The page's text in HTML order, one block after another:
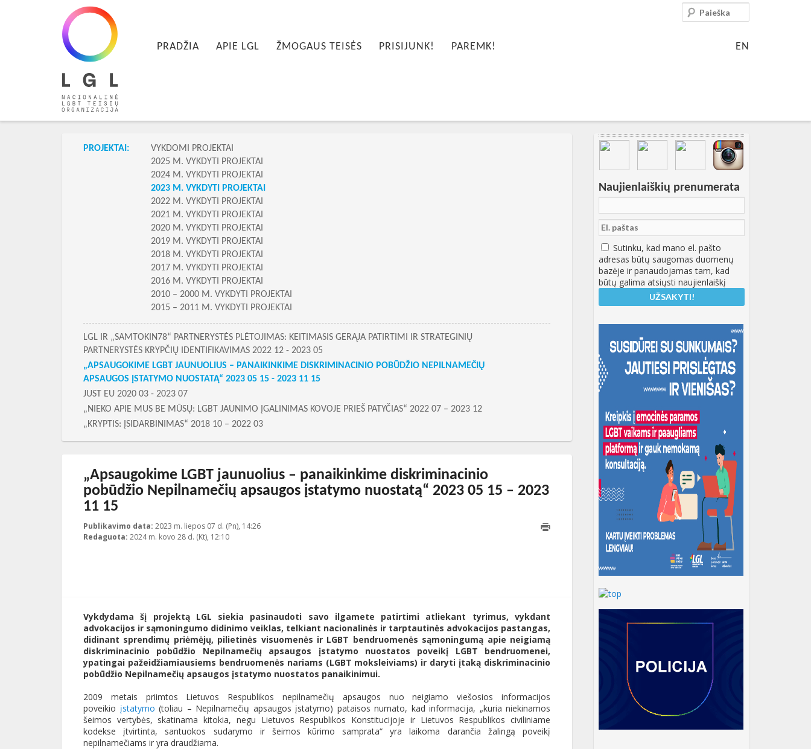
Nacionalinė LGBT teisių organizacija
PRADŽIA APIE LGL ŽMOGAUS TEISĖS PRISIJUNK! PAREMK! EN
Paieška
Skilties meniu
PROJEKTAI:
VYKDOMI PROJEKTAI
2025 M. VYKDYTI PROJEKTAI
2024 M. VYKDYTI PROJEKTAI
2023 M. VYKDYTI PROJEKTAI
2022 M. VYKDYTI PROJEKTAI
2021 M. VYKDYTI PROJEKTAI
2020 M. VYKDYTI PROJEKTAI
2019 M. VYKDYTI PROJEKTAI
2018 M. VYKDYTI PROJEKTAI
2017 M. VYKDYTI PROJEKTAI
2016 M. VYKDYTI PROJEKTAI
2010 – 2000 M. VYKDYTI PROJEKTAI
2015 – 2011 M. VYKDYTI PROJEKTAI
Skilties meniu
LGL IR „SAMTOKIN78“ PARTNERYSTĖS PLĖTOJIMAS: KEITIMASIS GERĄJA PATIRTIMI IR STRATEGINIŲ
PARTNERYSTĖS KRYPČIŲ IDENTIFIKAVIMAS 2022 12 - 2023 05
„APSAUGOKIME LGBT JAUNUOLIUS – PANAIKINKIME DISKRIMINACINIO POBŪDŽIO NEPILNAMEČIŲ
APSAUGOS ĮSTATYMO NUOSTATĄ“ 2023 05 15 - 2023 11 15
JUST EU 2020 03 - 2023 07
„NIEKO APIE MUS BE MŪSŲ: LGBT JAUNIMO ĮGALINIMAS KOVOJE PRIEŠ PATYČIAS“ 2022 07 – 2023 12
„KRYPTIS: ĮSIDARBINIMAS“ 2018 10 – 2022 03
„Apsaugokime LGBT jaunuolius – panaikinkime diskriminacinio
pobūdžio Nepilnamečių apsaugos įstatymo nuostatą“ 2023 05 15 – 2023
11 15
Publikavimo data: 2023 m. liepos 07 d. (Pn), 14:26
Redaguota: 2024 m. kovo 28 d. (Kt), 12:10
Vykdydama šį projektą LGL siekia pasinaudoti savo ilgamete patirtimi atliekant tyrimus, vykdant
advokacijos ir sąmoningumo didinimo veiklas, telkiant nacionalinės ir tarptautinės advokacijos pastangas,
didinant sprendimų priėmėjų, pilietinės visuomenės ir LGBT bendruomenės sąmoningumą apie neigiamą
diskriminacinio pobūdžio Nepilnamečių apsaugos įstatymo nuostatos poveikį LGBT bendruomenei,
ypatingai pažeidžiamiausiems bendruomenės nariams (LGBT moksleiviams) ir daryti įtaką diskriminacinio
pobūdžio Nepilnamečių apsaugos įstatymo nuostatos panaikinimui.
2009 metais priimtos Lietuvos Respublikos nepilnamečių apsaugos nuo neigiamo viešosios informacijos
poveikio įstatymo (toliau – Nepilnamečių apsaugos įstatymo) pataisos numato, kad informacija, „kuria niekinamos
šeimos vertybės, skatinama kitokia, negu Lietuvos Respublikos Konstitucijoje ir Lietuvos Respublikos civiliniame
kodekse įtvirtinta, santuokos sudarymo ir šeimos kūrimo samprata“ yra laikoma darančia žalingą poveikį
nepilnamečiams ir yra draudžiama.
Svarbių įrašų meniu
Naujienlaiškių prenumerata
Sutinku, kad mano el. pašto
adresas būtų saugomas duomenų
bazėje ir panaudojamas tam, kad
būtų galima atsiųsti naujienlaiškį